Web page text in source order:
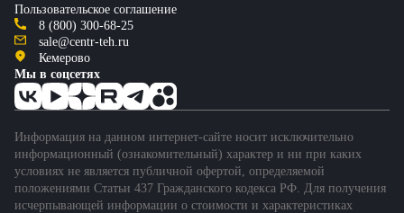
Пользовательское соглашение
8 (800) 300-68-25
sale@centr-teh.ru
Кемерово
Мы в соцсетях
Информация на данном интернет-сайте носит исключительно
информационный (ознакомительный) характер и ни при каких
условиях не является публичной офертой, определяемой
положениями Статьи 437 Гражданского кодекса РФ. Для получения
исчерпывающей информации о стоимости и характеристиках